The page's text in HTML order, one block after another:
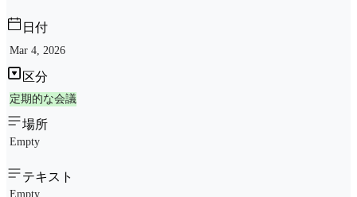
日付
Mar 4, 2026
区分
定期的な会議
場所
Empty
テキスト
Empty